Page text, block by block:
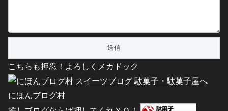
こちらも押忍！よろしくメカドック
にほんブログ村